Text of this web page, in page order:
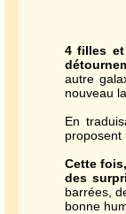
4 filles
autre
nouveau
En
proposent
Cette
des
barrées,
bonne